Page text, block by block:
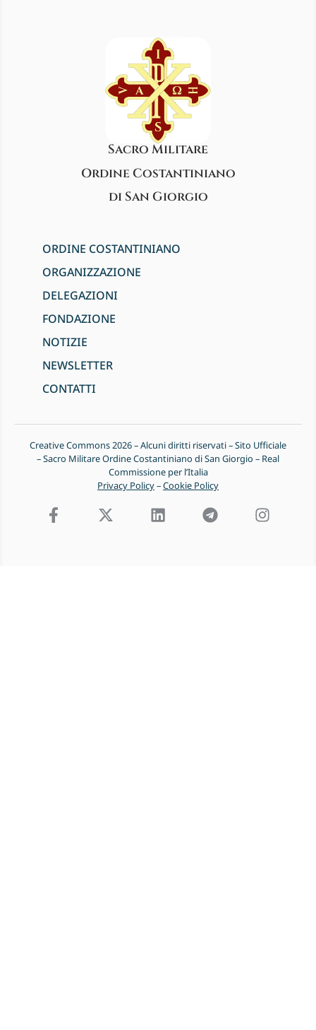
Sacro Militare
Ordine Costantiniano
di San Giorgio
ORDINE COSTANTINIANO
ORGANIZZAZIONE
DELEGAZIONI
FONDAZIONE
NOTIZIE
NEWSLETTER
CONTATTI
Creative Commons 2026 – Alcuni diritti riservati – Sito Ufficiale
– Sacro Militare Ordine Costantiniano di San Giorgio – Real
Commissione per l’Italia
Privacy Policy–Cookie Policy